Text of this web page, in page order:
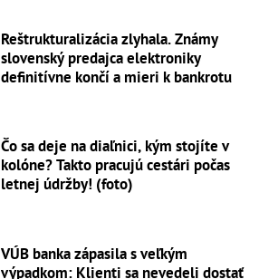
Reštrukturalizácia zlyhala. Známy
slovenský predajca elektroniky
definitívne končí a mieri k bankrotu
Čo sa deje na diaľnici, kým stojíte v
kolóne? Takto pracujú cestári počas
letnej údržby! (foto)
VÚB banka zápasila s veľkým
výpadkom: Klienti sa nevedeli dostať